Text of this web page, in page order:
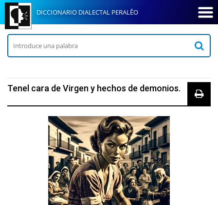
DICCIONARIO DIALECTAL PERALÊO
Tenel cara de Virgen y hechos de demonios.